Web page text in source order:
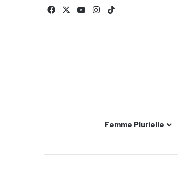
FacebookYouTubeInstagram
Femme Plurielle